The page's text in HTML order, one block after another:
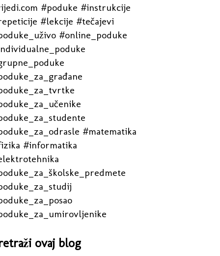
#poduke #instrukcije
#lekcije #tečajevi
#online_poduke
#matematika
#informatika
ovaj blog